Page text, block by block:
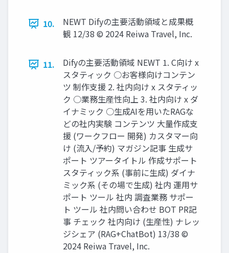
10.
NEWT Difyの主要活動領域と成果概
観 12/38 © 2024 Reiwa Travel, Inc.
11.
Difyの主要活動領域 NEWT 1. C向け x
スタティック ○お客様向けコンテン
ツ 制作支援 2. 社内向け x スタティッ
ク ○業務生産性向上 3. 社内向け x ダ
イナミック ○生成AIを用いたRAGな
どの社内実験 コンテンツ 大量作成支
援 (ワークフロー 開発) カスタマー向
け (流入/予約) マガジン記事 生成サ
ポート ツアータイトル 作成サポート
スタティック系 (事前に生成) ダイナ
ミック系 (その場で生成) 社内 運用サ
ポート ツール 社内 調査業務 サポー
ト ツール 社内問い合わせ BOT PR記
事 チェック 社内向け (生産性) ナレッ
ジシェア (RAG+ChatBot) 13/38 ©
2024 Reiwa Travel, Inc.